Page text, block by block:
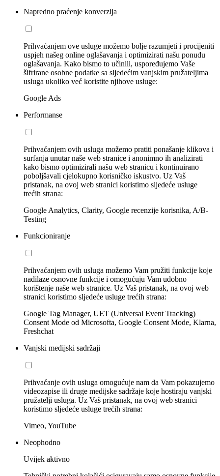
Napredno praćenje konverzija
Prihvaćanjem ove usluge možemo bolje razumjeti i procijeniti
uspjeh našeg online oglašavanja i optimizirati našu ponudu
oglašavanja. Kako bismo to učinili, uspoređujemo Vaše
šifrirane osobne podatke sa sljedećim vanjskim pružateljima
usluga ukoliko već koristite njihove usluge:
Google Ads
Performanse
Prihvaćanjem ovih usluga možemo pratiti ponašanje klikova i
surfanja unutar naše web stranice i anonimno ih analizirati
kako bismo optimizirali našu web stranicu i kontinuirano
poboljšavali cjelokupno korisničko iskustvo. Uz Vaš
pristanak, na ovoj web stranici koristimo sljedeće usluge
trećih strana:
Google Analytics, Clarity, Google recenzije korisnika, A/B-
Testing
Funkcioniranje
Prihvaćanjem ovih usluga možemo Vam pružiti funkcije koje
nadilaze osnovne funkcije i omogućuju Vam udobno
korištenje naše web stranice. Uz Vaš pristanak, na ovoj web
stranici koristimo sljedeće usluge trećih strana:
Google Tag Manager, UET (Universal Event Tracking)
Consent Mode od Microsofta, Google Consent Mode, Klarna,
Freshchat
Vanjski medijski sadržaji
Prihvaćanje ovih usluga omogućuje nam da Vam pokazujemo
videozapise ili druge medijske sadržaje koje hostiraju vanjski
pružatelji usluga. Uz Vaš pristanak, na ovoj web stranici
koristimo sljedeće usluge trećih strana:
Vimeo, YouTube
Neophodno
Uvijek aktivno